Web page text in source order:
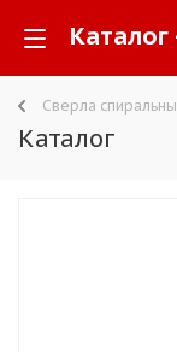
Каталог
Сверла
Каталог